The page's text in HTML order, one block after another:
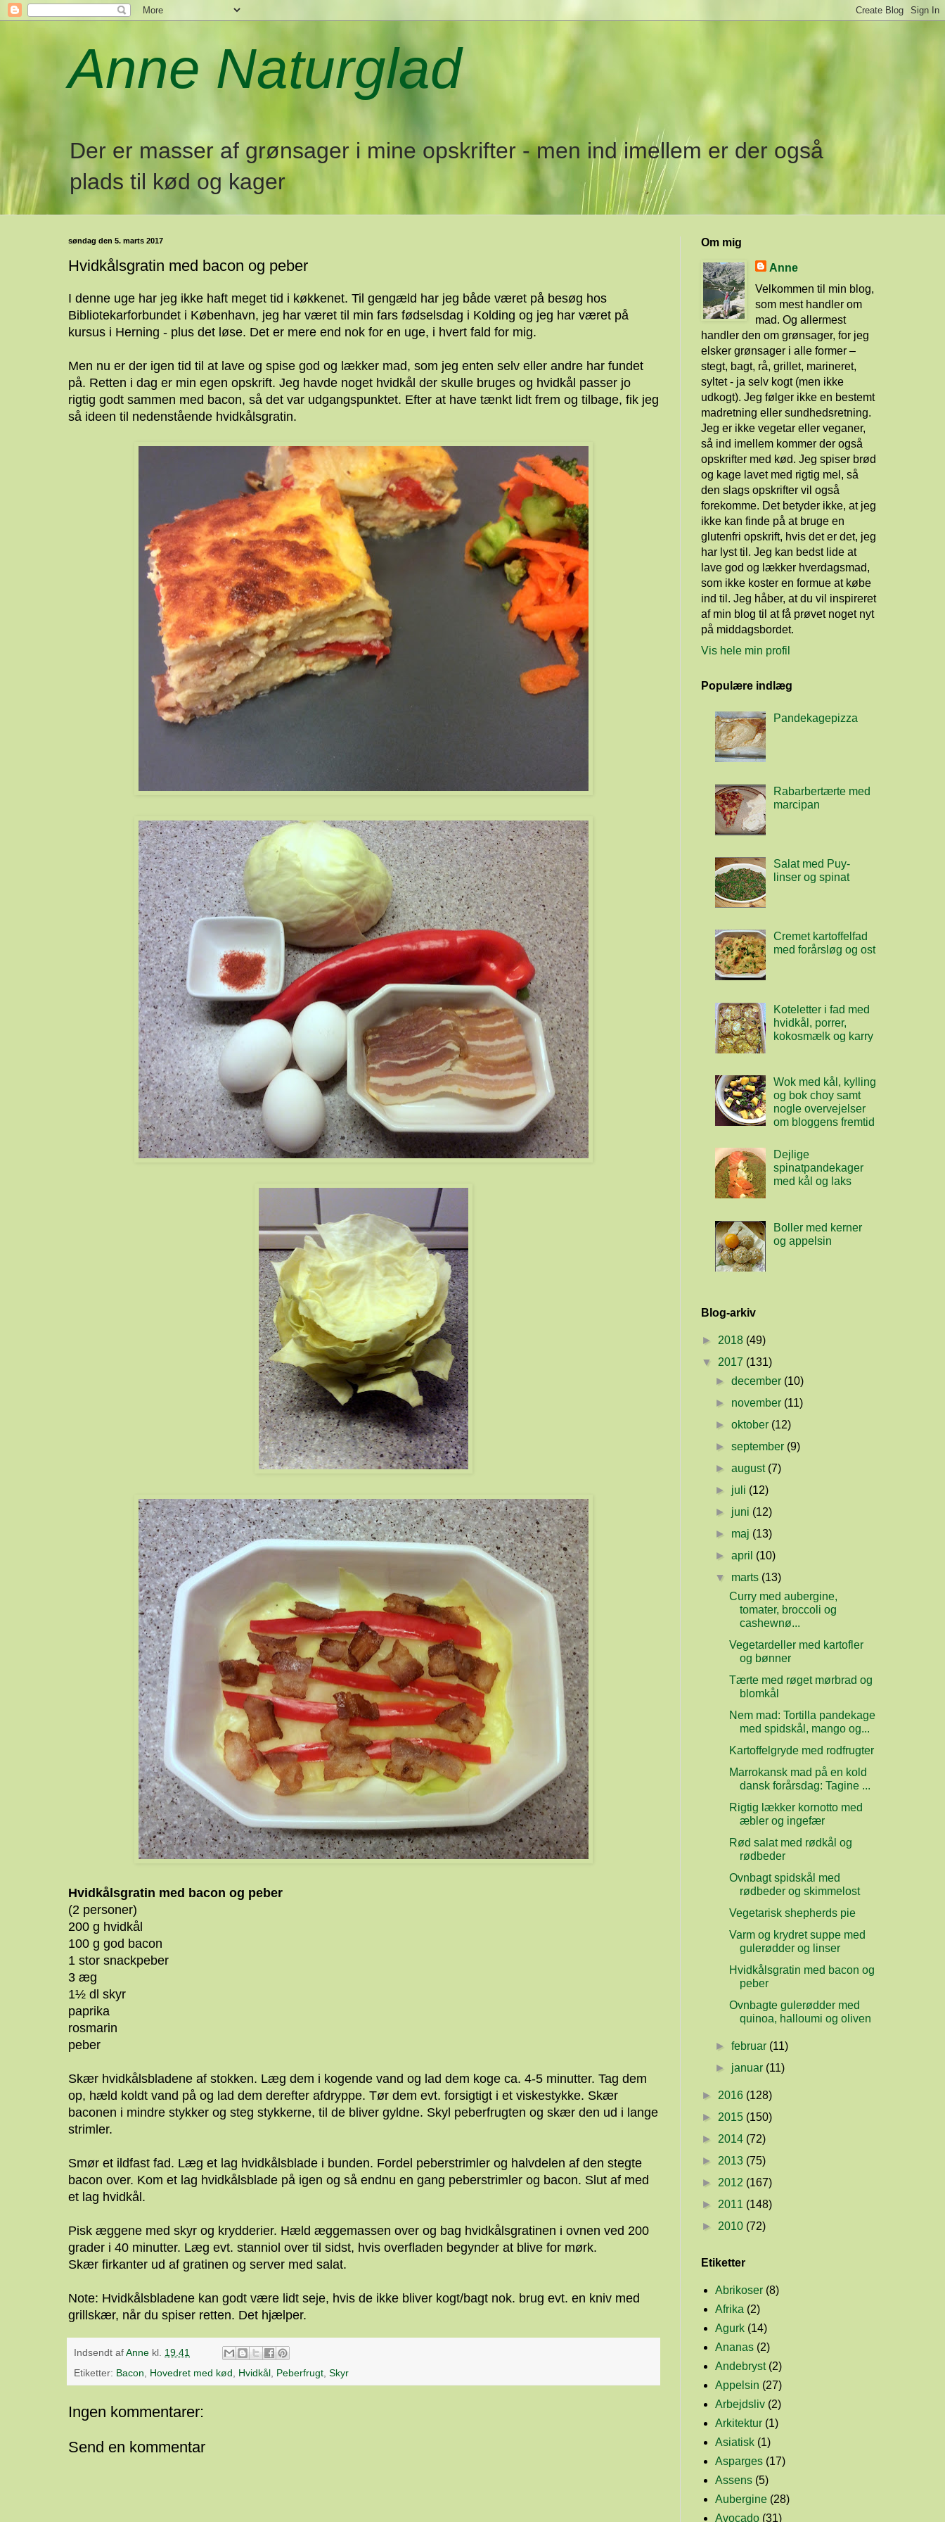
Anne Naturglad
Der er masser af grønsager i mine opskrifter - men ind imellem er der også
plads til kød og kager
søndag den 5. marts 2017
Hvidkålsgratin med bacon og peber
I denne uge har jeg ikke haft meget tid i køkkenet. Til gengæld har jeg både været på besøg hos
Bibliotekarforbundet i København, jeg har været til min fars fødselsdag i Kolding og jeg har været på
kursus i Herning - plus det løse. Det er mere end nok for en uge, i hvert fald for mig.
Men nu er der igen tid til at lave og spise god og lækker mad, som jeg enten selv eller andre har fundet
på. Retten i dag er min egen opskrift. Jeg havde noget hvidkål der skulle bruges og hvidkål passer jo
rigtig godt sammen med bacon, så det var udgangspunktet. Efter at have tænkt lidt frem og tilbage, fik jeg
så ideen til nedenstående hvidkålsgratin.
Hvidkålsgratin med bacon og peber
(2 personer)
200 g hvidkål
100 g god bacon
1 stor snackpeber
3 æg
1½ dl skyr
paprika
rosmarin
peber
Skær hvidkålsbladene af stokken. Læg dem i kogende vand og lad dem koge ca. 4-5 minutter. Tag dem
op, hæld koldt vand på og lad dem derefter afdryppe. Tør dem evt. forsigtigt i et viskestykke. Skær
baconen i mindre stykker og steg stykkerne, til de bliver gyldne. Skyl peberfrugten og skær den ud i lange
strimler.
Smør et ildfast fad. Læg et lag hvidkålsblade i bunden. Fordel peberstrimler og halvdelen af den stegte
bacon over. Kom et lag hvidkålsblade på igen og så endnu en gang peberstrimler og bacon. Slut af med
et lag hvidkål.
Pisk æggene med skyr og krydderier. Hæld æggemassen over og bag hvidkålsgratinen i ovnen ved 200
grader i 40 minutter. Læg evt. stanniol over til sidst, hvis overfladen begynder at blive for mørk.
Skær firkanter ud af gratinen og server med salat.
Note: Hvidkålsbladene kan godt være lidt seje, hvis de ikke bliver kogt/bagt nok. brug evt. en kniv med
grillskær, når du spiser retten. Det hjælper.
Indsendt afAnne kl. 19.41
Etiketter: Bacon, Hovedret med kød, Hvidkål, Peberfrugt, Skyr
Ingen kommentarer:
Send en kommentar
Om mig
Anne
Velkommen til min blog,
som mest handler om
mad. Og allermest
handler den om grønsager, for jeg
elsker grønsager i alle former –
stegt, bagt, rå, grillet, marineret,
syltet - ja selv kogt (men ikke
udkogt). Jeg følger ikke en bestemt
madretning eller sundhedsretning.
Jeg er ikke vegetar eller veganer,
så ind imellem kommer der også
opskrifter med kød. Jeg spiser brød
og kage lavet med rigtig mel, så
den slags opskrifter vil også
forekomme. Det betyder ikke, at jeg
ikke kan finde på at bruge en
glutenfri opskrift, hvis det er det, jeg
har lyst til. Jeg kan bedst lide at
lave god og lækker hverdagsmad,
som ikke koster en formue at købe
ind til. Jeg håber, at du vil inspireret
af min blog til at få prøvet noget nyt
på middagsbordet.
Vis hele min profil
Populære indlæg
Pandekagepizza
Rabarbertærte med
marcipan
Salat med Puy-
linser og spinat
Cremet kartoffelfad
med forårsløg og ost
Koteletter i fad med
hvidkål, porrer,
kokosmælk og karry
Wok med kål, kylling
og bok choy samt
nogle overvejelser
om bloggens fremtid
Dejlige
spinatpandekager
med kål og laks
Boller med kerner
og appelsin
Blog-arkiv
► 2018 (49)
▼ 2017 (131)
►december (10)
► november (11)
►oktober (12)
►september (9)
►august (7)
► juli (12)
► juni (12)
► maj (13)
►april (10)
▼ marts (13)
Curry med aubergine,
tomater, broccoli og
cashewnø...
Vegetardeller med kartofler
og bønner
Tærte med røget mørbrad og
blomkål
Nem mad: Tortilla pandekage
med spidskål, mango og...
Kartoffelgryde med rodfrugter
Marrokansk mad på en kold
dansk forårsdag: Tagine ...
Rigtig lækker kornotto med
æbler og ingefær
Rød salat med rødkål og
rødbeder
Ovnbagt spidskål med
rødbeder og skimmelost
Vegetarisk shepherds pie
Varm og krydret suppe med
gulerødder og linser
Hvidkålsgratin med bacon og
peber
Ovnbagte gulerødder med
quinoa, halloumi og oliven
►februar (11)
► januar (11)
► 2016 (128)
► 2015 (150)
► 2014 (72)
► 2013 (75)
► 2012 (167)
► 2011 (148)
► 2010 (72)
Etiketter
Abrikoser (8)
Afrika (2)
Agurk (14)
Ananas (2)
Andebryst (2)
Appelsin (27)
Arbejdsliv (2)
Arkitektur (1)
Asiatisk (1)
Asparges (17)
Assens (5)
Aubergine (28)
Avocado (31)